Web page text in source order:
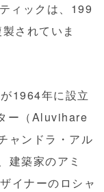
ィックは、199
されていま
1964年に設立
ー（Aluvihare
ャンドラ・アル
築家のアミ
イナーのロシャ